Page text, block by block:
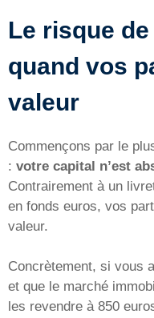
Le risque
quand vos
valeur
Commençons par le
: votre capital n’est
Contrairement à un
en fonds euros, vos
valeur.
Concrètement, si vous
et que le marché
les revendre à 850